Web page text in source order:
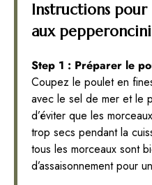
Instructions
aux
Step 1 : Préparer le
Coupez le poulet en
avec le sel de mer et le
d’éviter que les
trop secs pendant la
tous les morceaux sont
d’assaisonnement pour